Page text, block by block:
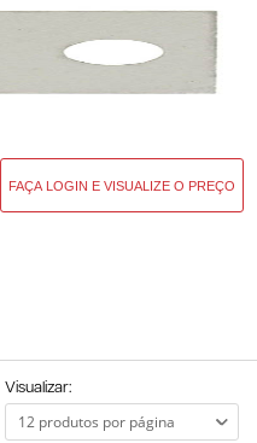
Visualizar: